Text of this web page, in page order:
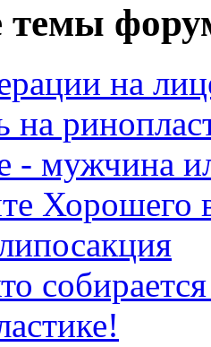
темы
на
на
- мужчина
Хорошего